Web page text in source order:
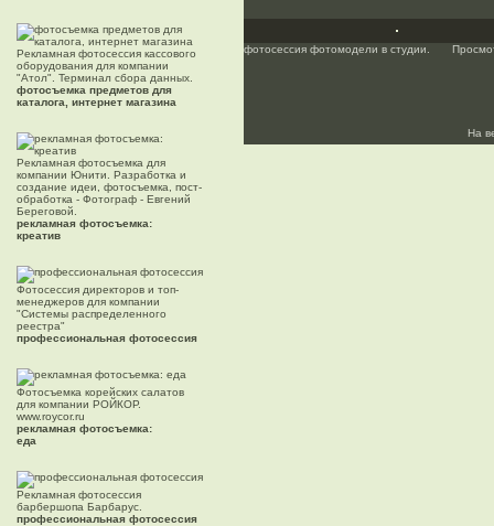
Рекламная фотосессия кассового
оборудования для компании
"Атол". Терминал сбора данных.
фотосъемка предметов для
каталога, интернет магазина
Рекламная фотосъемка для
компании Юнити. Разработка и
создание идеи, фотосъемка, пост-
обработка - Фотограф - Евгений
Береговой.
рекламная фотосъемка:
креатив
Фотосессия директоров и топ-
менеджеров для компании
"Системы распределенного
реестра"
профессиональная фотосессия
Фотосъемка корейских салатов
для компании РОЙКОР.
www.roycor.ru
рекламная фотосъемка:
еда
Рекламная фотосессия
барбершопа Барбарус.
профессиональная фотосессия
фотосессия фотомодели в студии.
На